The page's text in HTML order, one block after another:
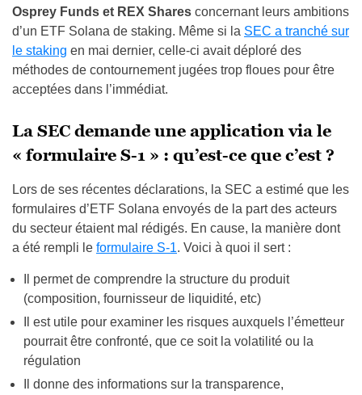
Osprey Funds et REX Shares concernant leurs ambitions
d’un ETF Solana de staking. Même si la SEC a tranché sur
le staking en mai dernier, celle-ci avait déploré des
méthodes de contournement jugées trop floues pour être
acceptées dans l’immédiat.
La SEC demande une application via le
« formulaire S-1 » : qu’est-ce que c’est ?
Lors de ses récentes déclarations, la SEC a estimé que les
formulaires d’ETF Solana envoyés de la part des acteurs
du secteur étaient mal rédigés. En cause, la manière dont
a été rempli le formulaire S-1. Voici à quoi il sert :
Il permet de comprendre la structure du produit
(composition, fournisseur de liquidité, etc)
Il est utile pour examiner les risques auxquels l’émetteur
pourrait être confronté, que ce soit la volatilité ou la
régulation
Il donne des informations sur la transparence,